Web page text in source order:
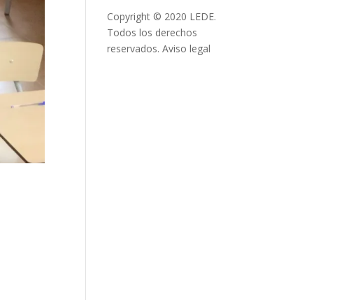
Copyright © 2020 LEDE.
Todos los derechos
reservados.Aviso legal